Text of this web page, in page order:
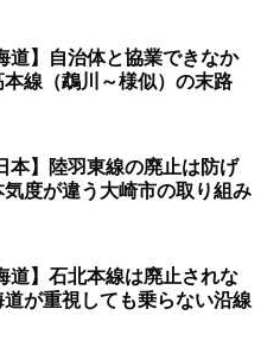
道】自治体と協業できなか
本線（鵡川～様似）の末路
本】陸羽東線の廃止は防げ
気度が違う大崎市の取り組み
道】石北本線は廃止されな
道が重視しても乗らない沿線